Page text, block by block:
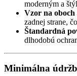
moderným a
Vzor na oboch
zadnej strane,
Štandardná
dlhodobú
Minimálna